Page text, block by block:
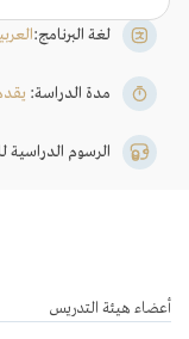
لغة البرنامج:
مدة الدراسة:
الرسوم الدراسية
أعضاء هيئة التدريس